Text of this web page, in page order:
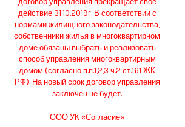
действие 31.10.2019г. В соответствии с
нормами жилищного законодательства,
собственники жилья в многоквартирном
доме обязаны выбрать и реализовать
способ управления многоквартирным
домом (согласно п.п.1,2,3 ч.2 ст.161 ЖК
РФ). На новый срок договор управления
заключен не будет.
ООО УК «Согласие»